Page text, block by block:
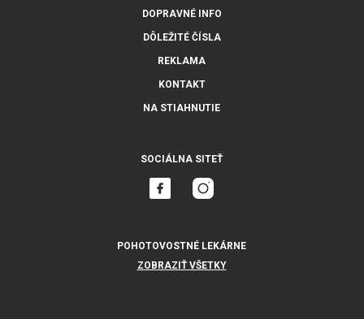
DOPRAVNÉ INFO
DÔLEŽITÉ ČÍSLA
REKLAMA
KONTAKT
NA STIAHNUTIE
SOCIÁLNA SITEŤ
POHOTOVOSTNÉ LEKÁRNE
ZOBRAZIŤ VŠETKY